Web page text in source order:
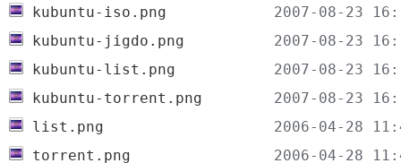
kubuntu-iso.png
kubuntu-jigdo.png
kubuntu-list.png
kubuntu-torrent.png
list.png
torrent.png